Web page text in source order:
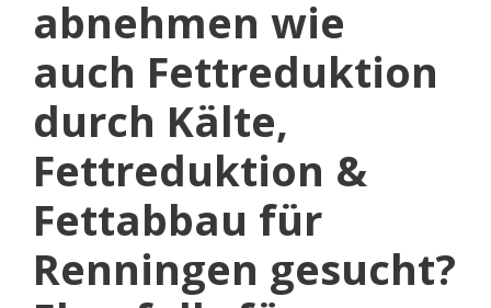
abnehmen wie
auch Fettreduktion
durch Kälte,
Fettreduktion &
Fettabbau für
Renningen gesucht?